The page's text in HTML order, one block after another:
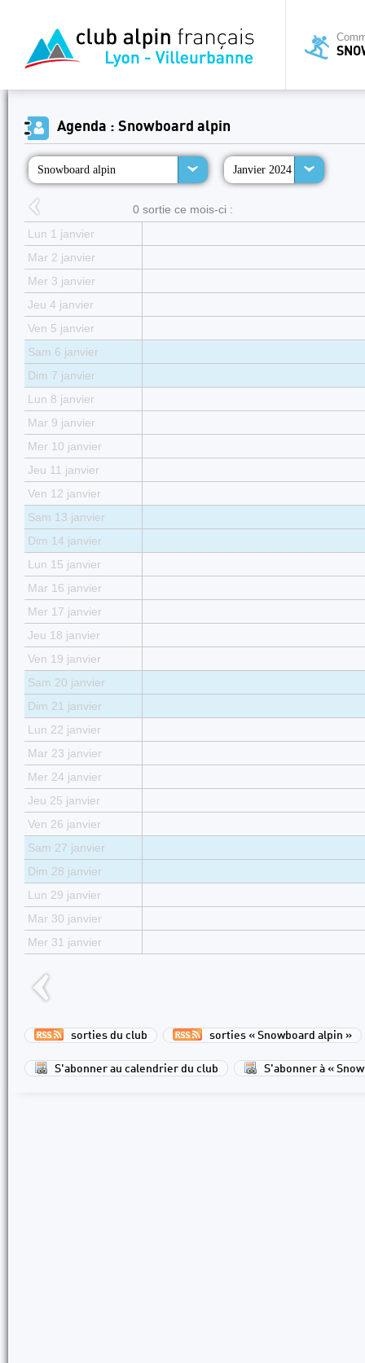
Agenda : Snowboard alpin
Snowboard alpin Janvier 2024
0 sortie ce mois-ci :
Lun 1 janvier
Mar 2 janvier
Mer 3 janvier
Jeu 4 janvier
Ven 5 janvier
Sam 6 janvier
Dim 7 janvier
Lun 8 janvier
Mar 9 janvier
Mer 10 janvier
Jeu 11 janvier
Ven 12 janvier
Sam 13 janvier
Dim 14 janvier
Lun 15 janvier
Mar 16 janvier
Mer 17 janvier
Jeu 18 janvier
Ven 19 janvier
Sam 20 janvier
Dim 21 janvier
Lun 22 janvier
Mar 23 janvier
Mer 24 janvier
Jeu 25 janvier
Ven 26 janvier
Sam 27 janvier
Dim 28 janvier
Lun 29 janvier
Mar 30 janvier
Mer 31 janvier
sorties du club sorties « Snowboard alpin »
S'abonner au calendrier du club S'abonner à «